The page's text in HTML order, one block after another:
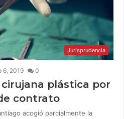
Jurisprudencia
6, 2019 0
plástica por
contrato
acogió parcialmente la